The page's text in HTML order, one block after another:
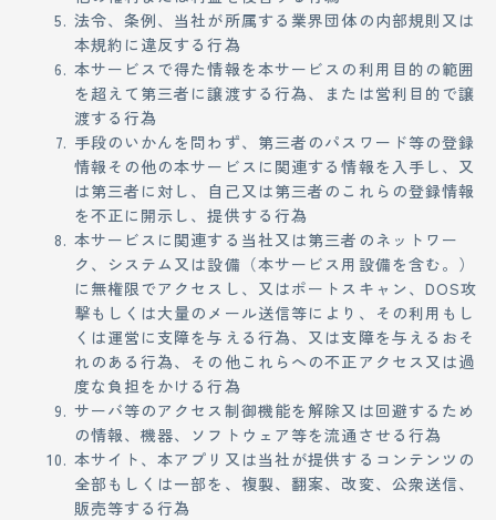
法令、条例、当社が所属する業界団体の内部規則又は
本規約に違反する行為
本サービスで得た情報を本サービスの利用目的の範囲
を超えて第三者に譲渡する行為、または営利目的で譲
渡する行為
手段のいかんを問わず、第三者のパスワード等の登録
情報その他の本サービスに関連する情報を入手し、又
は第三者に対し、自己又は第三者のこれらの登録情報
を不正に開示し、提供する行為
本サービスに関連する当社又は第三者のネットワー
ク、システム又は設備（本サービス用設備を含む。）
に無権限でアクセスし、又はポートスキャン、DOS攻
撃もしくは大量のメール送信等により、その利用もし
くは運営に支障を与える行為、又は支障を与えるおそ
れのある行為、その他これらへの不正アクセス又は過
度な負担をかける行為
サーバ等のアクセス制御機能を解除又は回避するため
の情報、機器、ソフトウェア等を流通させる行為
本サイト、本アプリ又は当社が提供するコンテンツの
全部もしくは一部を、複製、翻案、改変、公衆送信、
販売等する行為